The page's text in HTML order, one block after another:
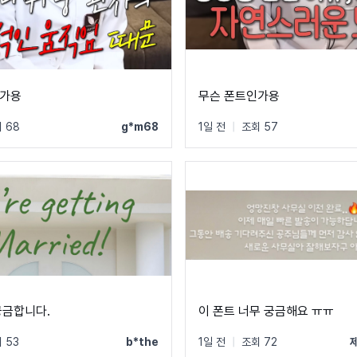
가용
68 g*m68
무슨 폰트인가용
1일 전 조회 57
합니다.
53 b*the
이 폰트 너무 궁금해요 ㅠㅠ
1일 전 조회 72